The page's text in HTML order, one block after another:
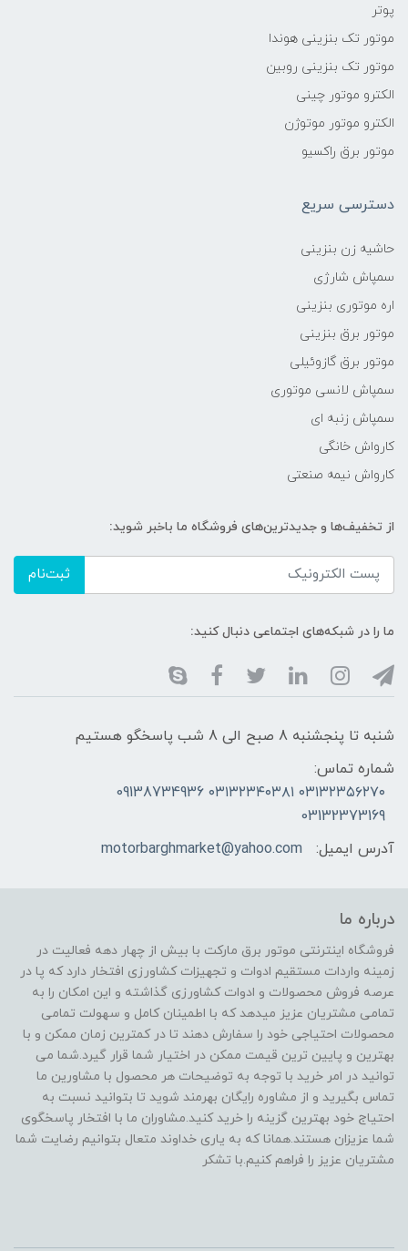
پوتر
موتور تک بنزینی هوندا
موتور تک بنزینی روبین
الکترو موتور چینی
الکترو موتور موتوژن
موتور برق راکسیو
دسترسی سریع
حاشیه زن بنزینی
سمپاش شارژی
اره موتوری بنزینی
موتور برق بنزینی
موتور برق گازوئیلی
سمپاش لانسی موتوری
سمپاش زنبه ای
کارواش خانگی
کارواش نیمه صنعتی
از تخفیف‌ها و جدیدترین‌های فروشگاه ما باخبر شوید:
ثبت‌نام
ما را در شبکه‌های اجتماعی دنبال کنید:
شنبه تا پنجشنبه 8 صبح الی 8 شب پاسخگو هستیم
شماره تماس:
۰۳۱۳۲۳۵۶۲۷۰ ۰۳۱۳۲۳۴۰۳۸۱ 09138734936
03132373169
آدرس ایمیل:
motorbarghmarket@yahoo.com
درباره ما
فروشگاه اینترنتی موتور برق مارکت با بیش از چهار دهه فعالیت در
زمینه واردات مستقیم ادوات و تجهیزات کشاورزی افتخار دارد که پا در
عرصه فروش محصولات و ادوات کشاورزی گذاشته و این امکان را به
تمامی مشتریان عزیز میدهد که با اطمینان کامل و سهولت تمامی
محصولات احتیاجی خود را سفارش دهند تا در کمترین زمان ممکن و با
بهترین و پایین ترین قیمت ممکن در اختیار شما قرار گیرد.شما می
توانید در امر خرید با توجه به توضیحات هر محصول با مشاورین ما
تماس بگیرید و از مشاوره رایگان بهرمند شوید تا بتوانید نسبت به
احتیاج خود بهترین گزینه را خرید کنید.مشاوران ما با افتخار پاسخگوی
شما عزیزان هستند.همانا که به یاری خداوند متعال بتوانیم رضایت شما
مشتریان عزیز را فراهم کنیم.با تشکر